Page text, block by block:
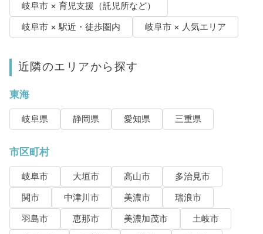
岐阜市 × 育児支援（託児所など）
岐阜市 × 駅近・徒歩圏内
岐阜市 × 人気エリア
近隣のエリアから探す
東海
岐阜県 静岡県 愛知県 三重県
市区町村
岐阜市 大垣市 高山市
多治見市
関市
中津川市 美濃市
瑞浪市
羽島市
恵那市 美濃加茂市
土岐市